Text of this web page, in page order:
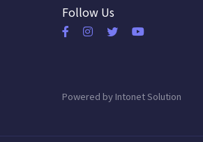
Follow Us
Powered by Intonet Solution